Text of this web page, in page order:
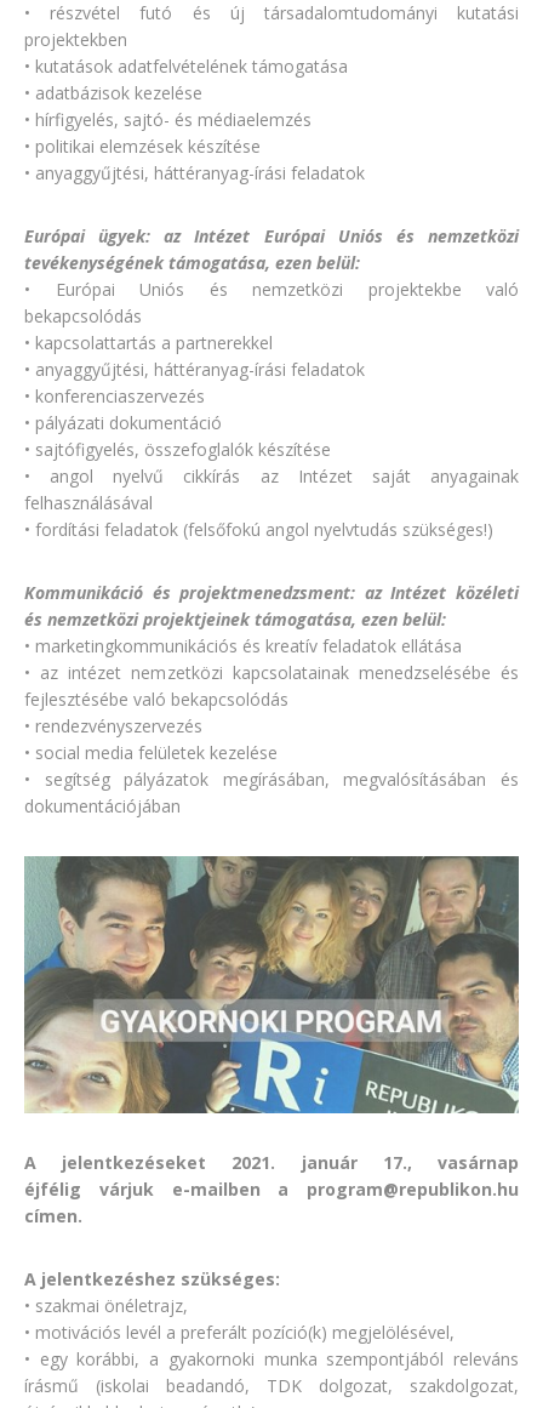
• részvétel futó és új társadalomtudományi kutatási
projektekben
• kutatások adatfelvételének támogatása
• adatbázisok kezelése
• hírfigyelés, sajtó- és médiaelemzés
• politikai elemzések készítése
• anyaggyűjtési, háttéranyag-írási feladatok
Európai ügyek: az Intézet Európai Uniós és nemzetközi
tevékenységének támogatása, ezen belül:
• Európai Uniós és nemzetközi projektekbe való
bekapcsolódás
• kapcsolattartás a partnerekkel
• anyaggyűjtési, háttéranyag-írási feladatok
• konferenciaszervezés
• pályázati dokumentáció
• sajtófigyelés, összefoglalók készítése
• angol nyelvű cikkírás az Intézet saját anyagainak
felhasználásával
• fordítási feladatok (felsőfokú angol nyelvtudás szükséges!)
Kommunikáció és projektmenedzsment: az Intézet közéleti
és nemzetközi projektjeinek támogatása, ezen belül:
• marketingkommunikációs és kreatív feladatok ellátása
• az intézet nemzetközi kapcsolatainak menedzselésébe és
fejlesztésébe való bekapcsolódás
• rendezvényszervezés
• social media felületek kezelése
• segítség pályázatok megírásában, megvalósításában és
dokumentációjában
A jelentkezéseket 2021. január 17., vasárnap
éjfélig várjuk e-mailben a program@republikon.hu
címen.
A jelentkezéshez szükséges:
• szakmai önéletrajz,
• motivációs levél a preferált pozíció(k) megjelölésével,
• egy korábbi, a gyakornoki munka szempontjából releváns
írásmű (iskolai beadandó, TDK dolgozat, szakdolgozat,